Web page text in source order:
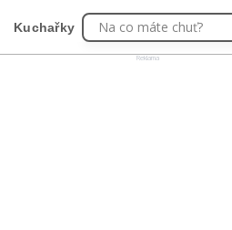
Reklama
Kuchařky Na co máte chuť?